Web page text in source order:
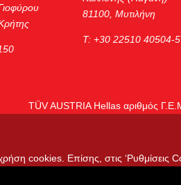
81100, Μυτιλήνη
Τ: +30 22510 40504-5
TÜV AUSTRIA Hellas αριθμός
cookies. Επίσης, στις ‘Ρυθμίσεις